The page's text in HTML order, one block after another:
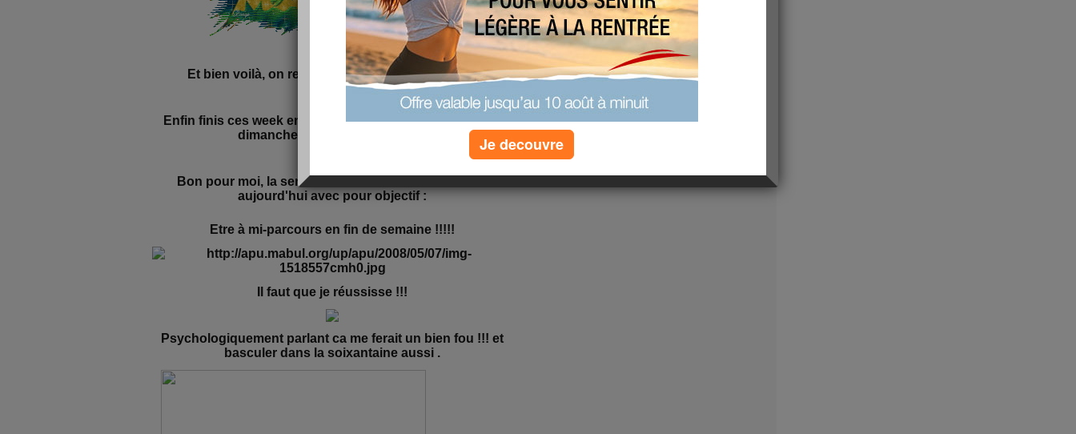
Et bien voilà, on reprend les bonnes habitudes :
Enfin finis ces week end qui ne finissent pas. Je hais les
dimanches et les jours fériés !!!
Bon pour moi, la semaine commence véritablement
aujourd'hui avec pour objectif :
Etre à mi-parcours en fin de semaine !!!!!
Il faut que je réussisse !!!
Psychologiquement parlant ca me ferait un bien fou !!! et
basculer dans la soixantaine aussi .
Je decouvre